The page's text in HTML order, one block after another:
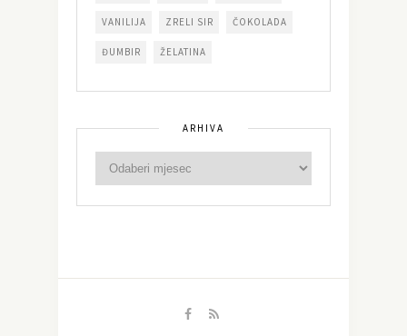
VANILIJA ZRELI SIR ČOKOLADA
ĐUMBIR ŽELATINA
ARHIVA